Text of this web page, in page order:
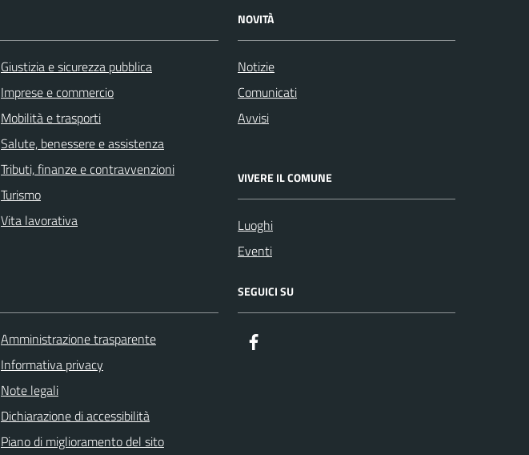
Giustizia e sicurezza pubblica
Imprese e commercio
Mobilità e trasporti
Salute, benessere e assistenza
Tributi, finanze e contravvenzioni
Turismo
Vita lavorativa
NOVITÀ
Notizie
Comunicati
Avvisi
VIVERE IL COMUNE
Luoghi
Eventi
Amministrazione trasparente
Informativa privacy
Note legali
Dichiarazione di accessibilità
Piano di miglioramento del sito
SEGUICI SU